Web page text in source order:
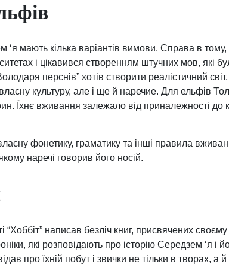
‘я мають кілька варіантів вимови. Справа в
і цікавився створенням штучних мов, які
перснів” хотів створити реалістичний
культуру, але і ще й наречие. Для ельфів
Їхнє вживання залежало від приналежності до
фонетику, граматику та інші правила
наречі говорив його носій.
“Хоббіт” написав безліч книг, присвячених
які розповідають про історію Середзем ‘я і
про їхній побут і звички не тільки в творах, а